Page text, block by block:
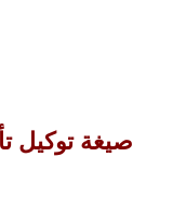
صيغة توكيل